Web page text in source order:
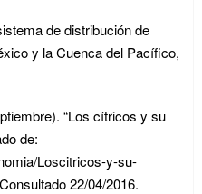
de distribución de
y la Cuenca del Pacífico,
“Los cítricos y su
de:
Loscitricos-y-su-
22/04/2016.